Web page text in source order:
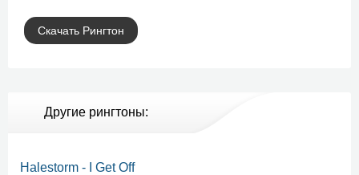
Скачать Рингтон
Другие рингтоны:
Halestorm - I Get Off